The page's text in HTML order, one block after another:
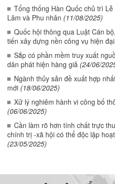
Tổng thống Hàn Quốc chủ trì
Lâm và Phu nhân (11/08/2025)
Quốc hội thông qua Luật Cán
tiến xây dựng nền công vụ hiện
Sắp có phần mềm truy xuất
dân phát hiện hàng giả (24/06/
Ngành thủy sản đề xuất hợp
mới (18/06/2025)
Xử lý nghiêm hành vi công bố
(06/06/2025)
Cần làm rõ hơn tính chất trực
chính trị -xã hội có thể độc lập
(23/05/2025)